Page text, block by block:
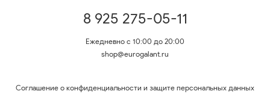
8 925 275-05-11
Ежедневно с 10:00 до 20:00
shop@eurogalant.ru
Соглашение о конфиденциальности и защите персональных данных